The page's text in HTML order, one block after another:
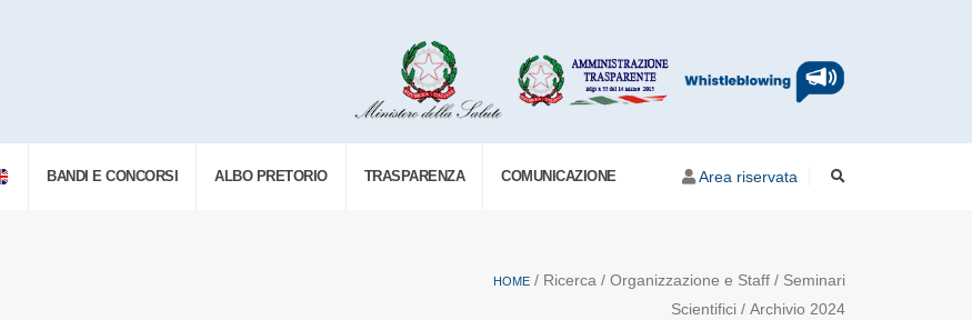
BANDI E CONCORSI ALBO PRETORIO TRASPARENZA COMUNICAZIONE Area riservata
HOME / Ricerca / Organizzazione e Staff / Seminari
Scientifici / Archivio 2024